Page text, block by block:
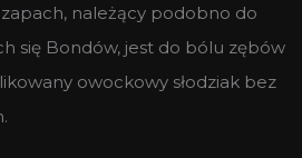
należący podobno do
się Bondów, jest do bólu zębów
owockowy słodziak bez